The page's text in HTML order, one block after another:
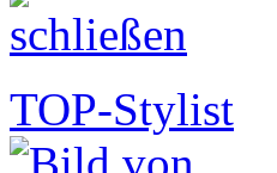
TOP-Stylist